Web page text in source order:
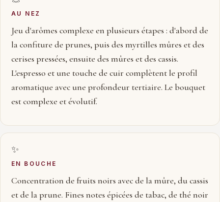
AU NEZ
Jeu d'arômes complexe en plusieurs étapes : d'abord de
la confiture de prunes, puis des myrtilles mûres et des
cerises pressées, ensuite des mûres et des cassis.
L'espresso et une touche de cuir complètent le profil
aromatique avec une profondeur tertiaire. Le bouquet
est complexe et évolutif.
✨
EN BOUCHE
Concentration de fruits noirs avec de la mûre, du cassis
et de la prune. Fines notes épicées de tabac, de thé noir